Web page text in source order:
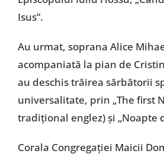
Isus”.
Au urmat, soprana Alice
acompaniată la pian de
au deschis trăirea sărbătorii
universalitate, prin „The first
tradițional englez) și „Noapte
Corala Congregației Maicii